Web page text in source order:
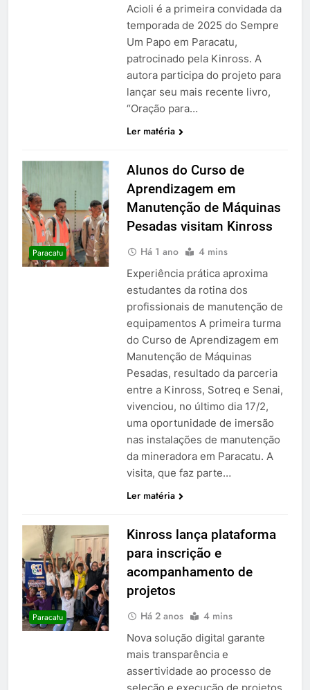
Acioli é a primeira convidada da
temporada de 2025 do Sempre
Um Papo em Paracatu,
patrocinado pela Kinross. A
autora participa do projeto para
lançar seu mais recente livro,
“Oração para…
Ler matéria
Paracatu
Alunos do Curso de
Aprendizagem em
Manutenção de Máquinas
Pesadas visitam Kinross
Há 1 ano 4 mins
Experiência prática aproxima
estudantes da rotina dos
profissionais de manutenção de
equipamentos A primeira turma
do Curso de Aprendizagem em
Manutenção de Máquinas
Pesadas, resultado da parceria
entre a Kinross, Sotreq e Senai,
vivenciou, no último dia 17/2,
uma oportunidade de imersão
nas instalações de manutenção
da mineradora em Paracatu. A
visita, que faz parte…
Ler matéria
Paracatu
Kinross lança plataforma
para inscrição e
acompanhamento de
projetos
Há 2 anos 4 mins
Nova solução digital garante
mais transparência e
assertividade ao processo de